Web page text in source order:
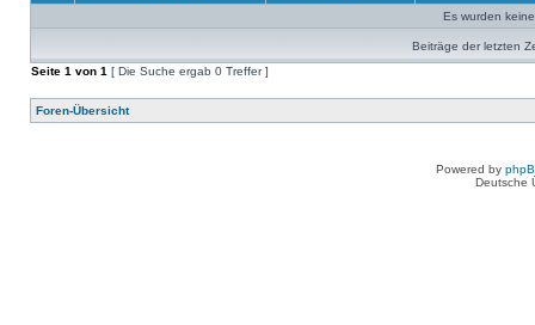
Es wurden
Beiträge der letzten
Seite 1 von 1 [ Die Suche ergab 0 Treffer ]
Foren-Übersicht
Powered by
Deutsche